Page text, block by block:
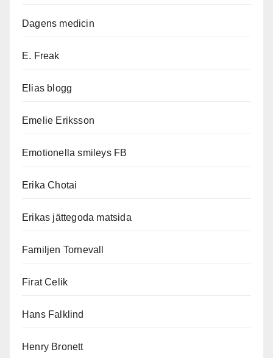
Dagens medicin
E. Freak
Elias blogg
Emelie Eriksson
Emotionella smileys FB
Erika Chotai
Erikas jättegoda matsida
Familjen Tornevall
Firat Celik
Hans Falklind
Henry Bronett